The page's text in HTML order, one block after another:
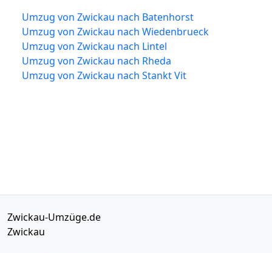
Umzug von Zwickau nach Batenhorst
Umzug von Zwickau nach Wiedenbrueck
Umzug von Zwickau nach Lintel
Umzug von Zwickau nach Rheda
Umzug von Zwickau nach Stankt Vit
Zwickau-Umzüge.de
Zwickau